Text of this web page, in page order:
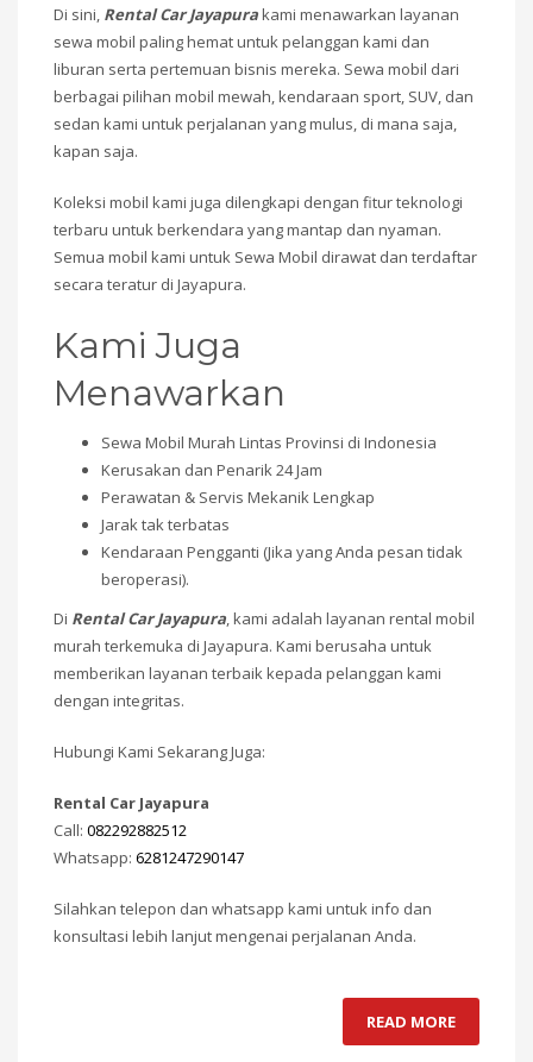
Di sini, Rental Car Jayapurakami menawarkan layanan
sewa mobil paling hemat untuk pelanggan kami dan
liburan serta pertemuan bisnis mereka. Sewa mobil dari
berbagai pilihan mobil mewah, kendaraan sport, SUV, dan
sedan kami untuk perjalanan yang mulus, di mana saja,
kapan saja.
Koleksi mobil kami juga dilengkapi dengan fitur teknologi
terbaru untuk berkendara yang mantap dan nyaman.
Semua mobil kami untuk Sewa Mobil dirawat dan terdaftar
secara teratur di Jayapura.
Kami Juga
Menawarkan
Sewa Mobil Murah Lintas Provinsi di Indonesia
Kerusakan dan Penarik 24 Jam
Perawatan & Servis Mekanik Lengkap
Jarak tak terbatas
Kendaraan Pengganti (Jika yang Anda pesan tidak
beroperasi).
Di Rental Car Jayapura, kami adalah layanan rental mobil
murah terkemuka di Jayapura. Kami berusaha untuk
memberikan layanan terbaik kepada pelanggan kami
dengan integritas.
Hubungi Kami Sekarang Juga:
Rental Car Jayapura
Call: 082292882512
Whatsapp: 6281247290147
Silahkan telepon dan whatsapp kami untuk info dan
konsultasi lebih lanjut mengenai perjalanan Anda.
READ MORE